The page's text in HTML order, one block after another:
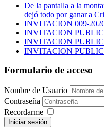
De la pantalla a la
dejó todo por ganar a
INVITACION 009-
INVITACION
INVITACION
INVITACION
Formulario de acceso
Nombre de Usuario
Contraseña
Recordarme
Iniciar sesión